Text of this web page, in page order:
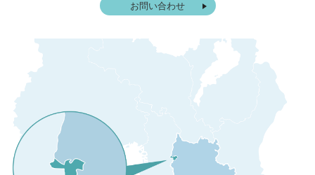
お問い合わせ